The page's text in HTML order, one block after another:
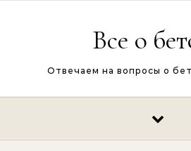
Все о
Отвечаем на вопросы о